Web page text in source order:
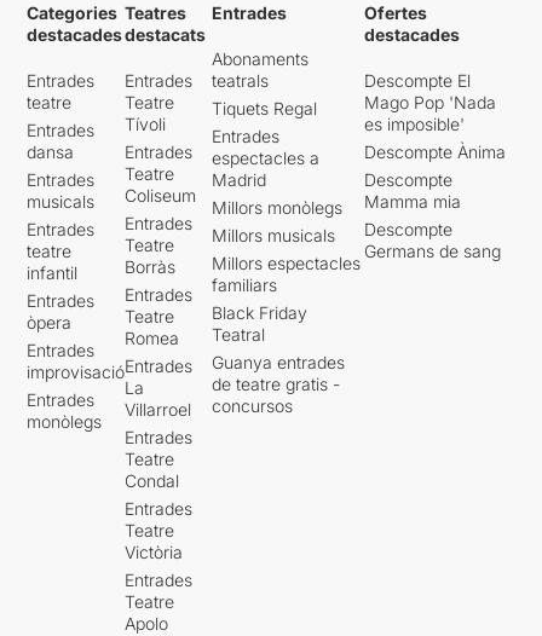
Categories
destacades
Entrades
teatre
Entrades
dansa
Entrades
musicals
Entrades
teatre
infantil
Entrades
òpera
Entrades
improvisació
Entrades
monòlegs
Teatres
destacats
Entrades
Teatre
Tívoli
Entrades
Teatre
Coliseum
Entrades
Teatre
Borràs
Entrades
Teatre
Romea
Entrades
La
Villarroel
Entrades
Teatre
Condal
Entrades
Teatre
Victòria
Entrades
Teatre
Apolo
Entrades
Abonaments
teatrals
Tiquets Regal
Entrades
espectacles a
Madrid
Millors monòlegs
Millors musicals
Millors espectacles
familiars
Black Friday
Teatral
Guanya entrades
de teatre gratis -
concursos
Ofertes
destacades
Descompte El
Mago Pop 'Nada
es imposible'
Descompte Ànima
Descompte
Mamma mia
Descompte
Germans de sang